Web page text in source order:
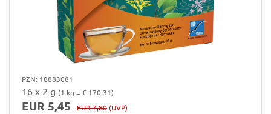
PZN: 18883081
16 x 2 g (1 kg = € 170,31)
EUR 5,45 EUR 7,80 (UVP)